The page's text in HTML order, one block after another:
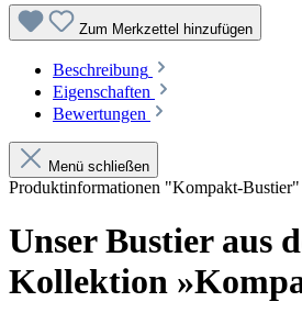
Zum Merkzettel hinzufügen
Beschreibung
Eigenschaften
Bewertungen
Menü schließen
Produktinformationen "Kompakt-Bustier"
Unser Bustier aus
Kollektion